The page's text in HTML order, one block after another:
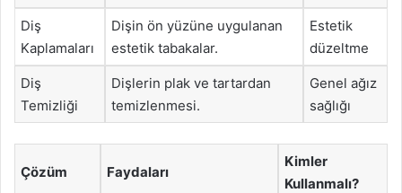
Diş
Kaplamaları
Dişin ön yüzüne uygulanan
estetik tabakalar.
Estetik
düzeltme
Diş
Temizliği
Dişlerin plak ve tartardan
temizlenmesi.
Genel ağız
sağlığı
Çözüm Faydaları
Kimler
Kullanmalı?